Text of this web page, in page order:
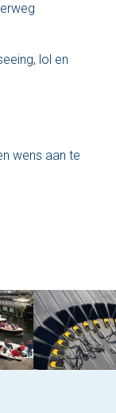
lol en
wens aan te